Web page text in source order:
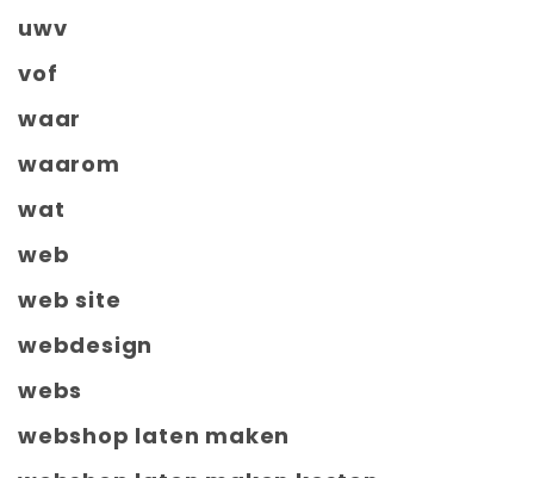
uwv
vof
waar
waarom
wat
web
web site
webdesign
webs
webshop laten maken